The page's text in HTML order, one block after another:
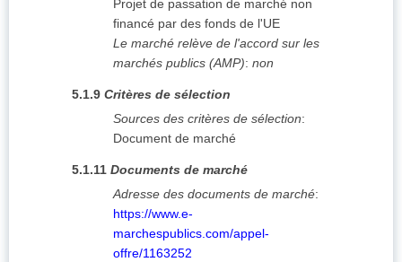
Projet de passation de marché non
financé par des fonds de l'UE
Le marché relève de l'accord sur les
marchés publics (AMP): non
5.1.9 Critères de sélection
Sources des critères de sélection:
Document de marché
5.1.11 Documents de marché
Adresse des documents de marché:
https://www.e-
marchespublics.com/appel-
offre/1163252